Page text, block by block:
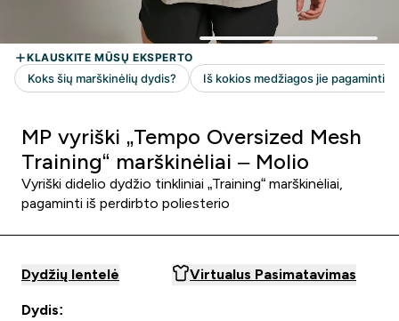
MP vyriški „Tempo Oversized Mesh
Training“ marškinėliai – Molio
Vyriški didelio dydžio tinkliniai „Training“ marškinėliai,
pagaminti iš perdirbto poliesterio
Dydžių lentelė Virtualus Pasimatavimas
Dydis: